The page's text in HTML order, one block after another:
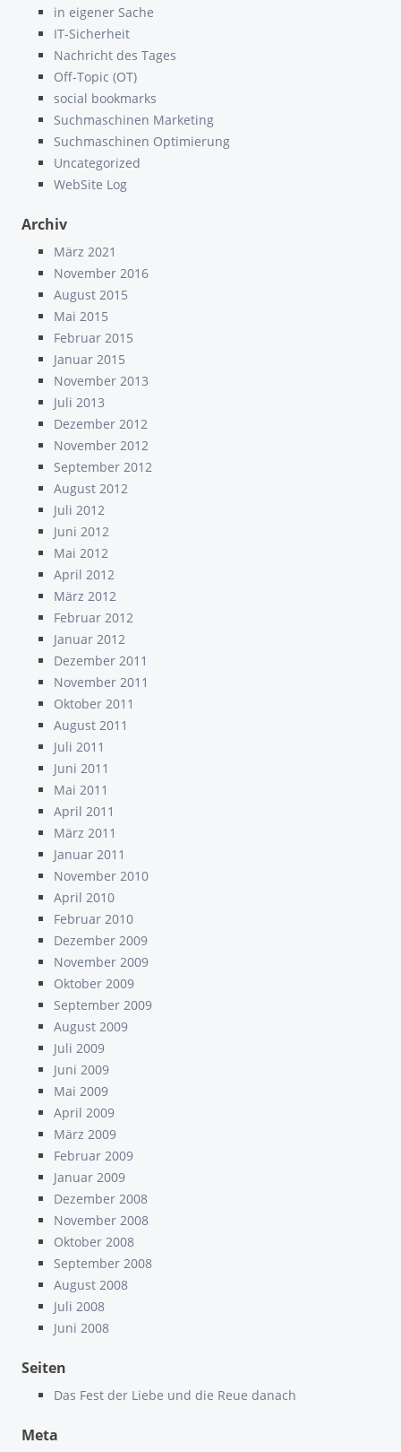
in eigener Sache
IT-Sicherheit
Nachricht des Tages
Off-Topic (OT)
social bookmarks
Suchmaschinen Marketing
Suchmaschinen Optimierung
Uncategorized
WebSite Log
Archiv
März 2021
November 2016
August 2015
Mai 2015
Februar 2015
Januar 2015
November 2013
Juli 2013
Dezember 2012
November 2012
September 2012
August 2012
Juli 2012
Juni 2012
Mai 2012
April 2012
März 2012
Februar 2012
Januar 2012
Dezember 2011
November 2011
Oktober 2011
August 2011
Juli 2011
Juni 2011
Mai 2011
April 2011
März 2011
Januar 2011
November 2010
April 2010
Februar 2010
Dezember 2009
November 2009
Oktober 2009
September 2009
August 2009
Juli 2009
Juni 2009
Mai 2009
April 2009
März 2009
Februar 2009
Januar 2009
Dezember 2008
November 2008
Oktober 2008
September 2008
August 2008
Juli 2008
Juni 2008
Seiten
Das Fest der Liebe und die Reue danach
Meta